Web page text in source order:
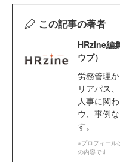
この記事の著者
HRzine編
ウブ）
労務管理
リアパス
人事に関
ウ、事例
す。
※プロフィール
の内容です